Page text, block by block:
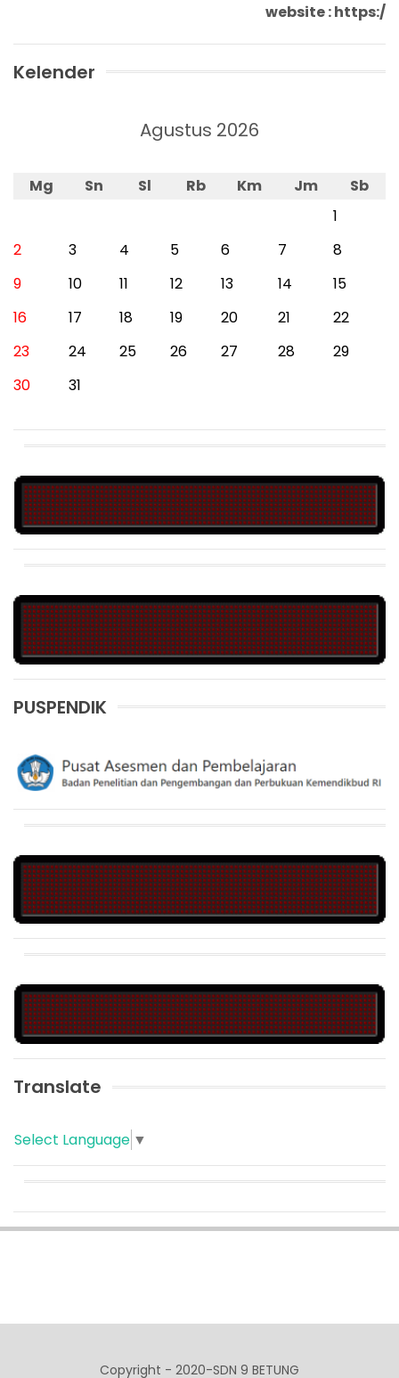
website :
Kelender
Agustus 2026
Mg Sn Sl Rb Km Jm
Sb
1
2
3 4 5 6 7
8
9
10 11 12 13 14
15
16
17 18 19 20 21
22
23
24 25 26 27 28
29
30
31
PUSPENDIK
Translate
Select Language ▼
Copyright - 2020-SDN 9 BETUNG